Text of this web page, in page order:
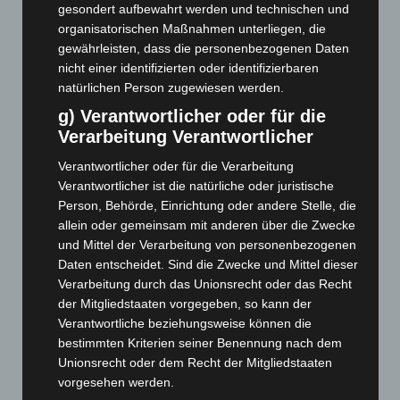
Juli 2026(73)
Juni 2026(139)
Mai 2026(99)
April 2026(99)
März 2026(115)
Februar 2026(109)
Januar 2026(122)
Dezember 2025(103)
November 2025(114)
Oktober 2025(112)
September 2025
(93)
August 2025(90)
Juli 2025(90)
Juni 2025(103)
Mai 2025(112)
gesondert aufbewahrt werden und technischen und
organisatorischen Maßnahmen unterliegen, die
gewährleisten, dass die personenbezogenen Daten
nicht einer identifizierten oder identifizierbaren
natürlichen Person zugewiesen werden.
g) Verantwortlicher oder für die
Verarbeitung Verantwortlicher
Verantwortlicher oder für die Verarbeitung
Verantwortlicher ist die natürliche oder juristische
Person, Behörde, Einrichtung oder andere Stelle, die
allein oder gemeinsam mit anderen über die Zwecke
und Mittel der Verarbeitung von personenbezogenen
Daten entscheidet. Sind die Zwecke und Mittel dieser
Verarbeitung durch das Unionsrecht oder das Recht
der Mitgliedstaaten vorgegeben, so kann der
Verantwortliche beziehungsweise können die
bestimmten Kriterien seiner Benennung nach dem
Unionsrecht oder dem Recht der Mitgliedstaaten
vorgesehen werden.